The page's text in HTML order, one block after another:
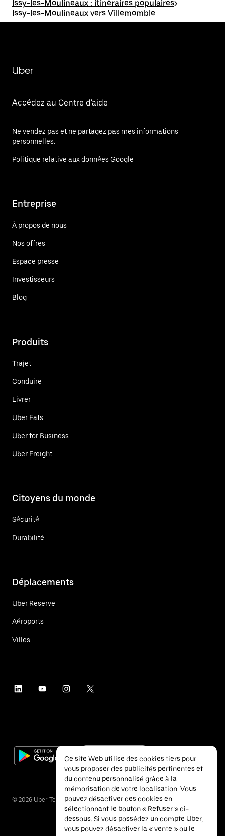
Issy-les-Moulineaux : itinéraires populaires>
Issy-les-Moulineaux vers Villemomble
Uber
Accédez au Centre d'aide
Ne vendez pas et ne partagez pas mes informations
personnelles.
Politique relative aux données Google
Entreprise
À propos de nous
Nos offres
Espace presse
Investisseurs
Blog
Produits
Trajet
Conduire
Livrer
Uber Eats
Uber for Business
Uber Freight
Citoyens du monde
Sécurité
Durabilité
Déplacements
Uber Reserve
Aéroports
Villes
© 2026 Uber Technologies Inc.
Ce site Web utilise des cookies tiers pour
vous proposer des publicités pertinentes et
du contenu personnalisé grâce à la
mémorisation de votre localisation. Vous
pouvez désactiver ces cookies en
sélectionnant le bouton « Refuser » ci-
dessous. Si vous possédez un compte Uber,
vous pouvez désactiver la « vente » ou le